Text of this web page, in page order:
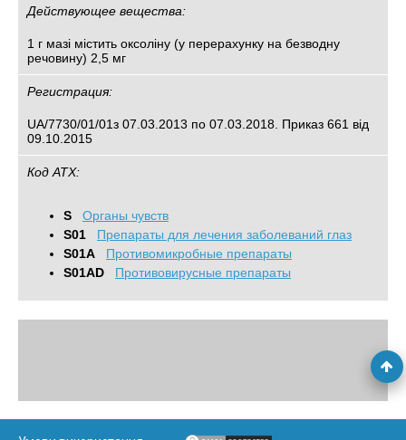
Действующее вещества:
1 г мазі містить оксоліну (у перерахунку на безводну
речовину) 2,5 мг
Регистрация:
UA/7730/01/01з 07.03.2013 по 07.03.2018. Приказ 661 від
09.10.2015
Код АТХ:
S
Органы чувств
S01
Препараты для лечения заболеваний глаз
S01A
Противомикробные препараты
S01AD
Противовирусные препараты